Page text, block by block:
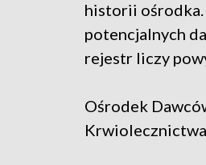
historii ośrodka.
potencjalnych
rejestr liczy
Ośrodek